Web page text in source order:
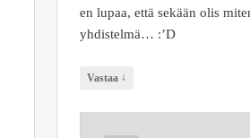
en lupaa, että sekään olis
yhdistelmä… :’D
Vastaa ↓